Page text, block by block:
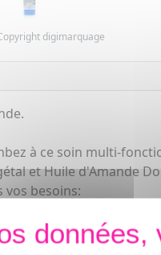
digimarquage
à ce soin multi-
et Huile d'Amande
besoins:
- 10 volontaires.